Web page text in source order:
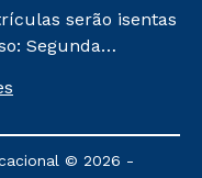
serão isentas
Segunda
será de R$
Ensino
© 2026 -